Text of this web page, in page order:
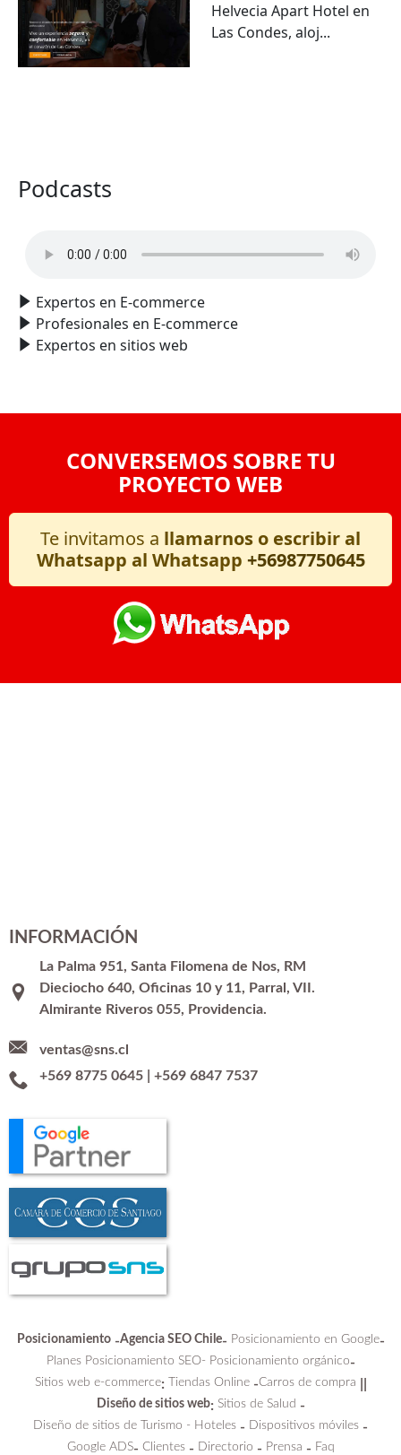
Helvecia Apart Hotel en
Las Condes, aloj...
Podcasts
Expertos en E-commerce
Profesionales en E-commerce
Expertos en sitios web
CONVERSEMOS SOBRE TU
PROYECTO WEB
Te invitamos a llamarnos o escribir al
Whatsapp al Whatsapp +56987750645
INFORMACIÓN
La Palma 951, Santa Filomena de Nos, RM
Dieciocho 640, Oficinas 10 y 11, Parral, VII.
Almirante Riveros 055, Providencia.
ventas@sns.cl
+569 8775 0645| +569 6847 7537
Posicionamiento-Agencia SEO Chile- Posicionamiento en Google-
Planes Posicionamiento SEO- Posicionamiento orgánico-
Sitios web e-commerce: Tiendas Online-Carros de compra
Diseño de sitios web: Sitios de Salud -
Diseño de sitios de Turismo - Hoteles - Dispositivos móviles -
Google ADS- Clientes- Directorio - Prensa - Faq